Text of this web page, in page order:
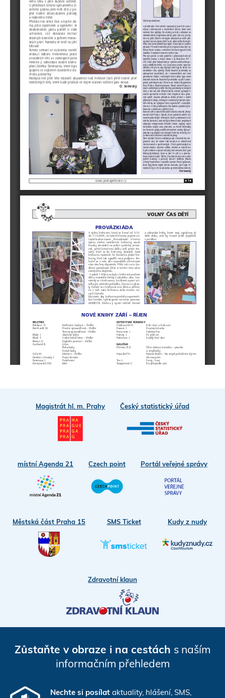
Sha Sha Sha Sen
Magistrát hl. m. Prahy Český statistický úřad
místní Agenda 21 Czech point Portál veřejné správy
Městská část Praha 15 SMS Ticket Kudy z nudy
Zdravotní klaun
Zůstaňte v obraze i na cestách s naším
informačním přehledem
Nechte si posílat aktuality, hlášení, SMS,